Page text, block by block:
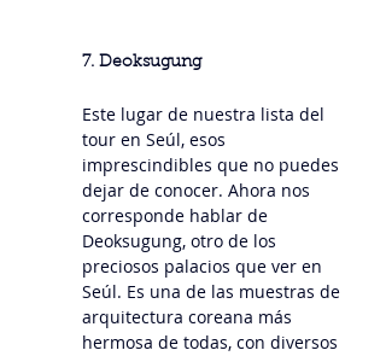
7. Deoksugung
Este lugar de nuestra lista del
tour en Seúl, esos
imprescindibles que no puedes
dejar de conocer. Ahora nos
corresponde hablar de
Deoksugung, otro de los
preciosos palacios que ver en
Seúl. Es una de las muestras de
arquitectura coreana más
hermosa de todas, con diversos